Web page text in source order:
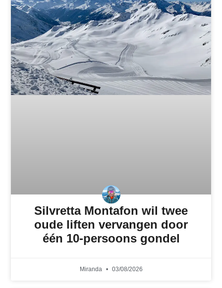
Silvretta Montafon wil twee
oude liften vervangen door
één 10-persoons gondel
Miranda 03/08/2026